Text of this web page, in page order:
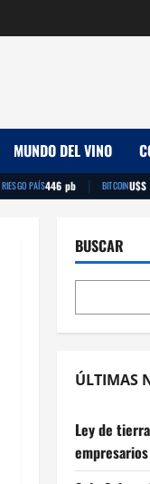
MUNDO DEL VINO
RIESGO PAÍS446 pb | BITCOIN
BUSCAR
ÚLTIMAS
Ley de